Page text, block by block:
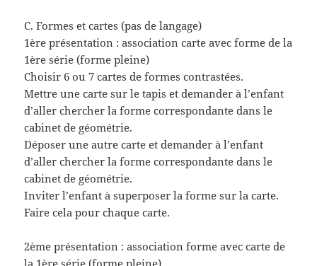
C. Formes et cartes (pas de langage)
1ère présentation : association carte avec forme de la
1ère série (forme pleine)
Choisir 6 ou 7 cartes de formes contrastées.
Mettre une carte sur le tapis et demander à l’enfant
d’aller chercher la forme correspondante dans le
cabinet de géométrie.
Déposer une autre carte et demander à l’enfant
d’aller chercher la forme correspondante dans le
cabinet de géométrie.
Inviter l’enfant à superposer la forme sur la carte.
Faire cela pour chaque carte.
2ème présentation : association forme avec carte de